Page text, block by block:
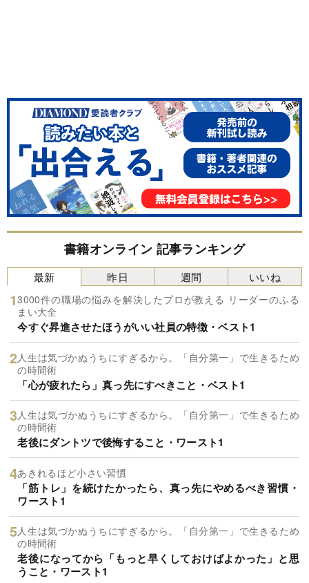
書籍オンライン 記事ランキング
最新
3000件の職場の悩みを解決したプロが教える リーダーのふる
まい大全
今すぐ昇進させたほうがいい社員の特徴・ベスト1
人生は気づかぬうちにすぎるから。「自分第一」で生きるため
の時間術
「心が疲れたら」真っ先にすべきこと・ベスト1
人生は気づかぬうちにすぎるから。「自分第一」で生きるため
の時間術
老後にダントツで後悔すること・ワースト1
あきれるほど小さい習慣
「筋トレ」を続けたかったら、真っ先にやめるべき習慣・
ワースト1
人生は気づかぬうちにすぎるから。「自分第一」で生きるため
の時間術
老後になってから「もっと早くしておけばよかった」と思
うこと・ワースト1
昨日 週間 いいね